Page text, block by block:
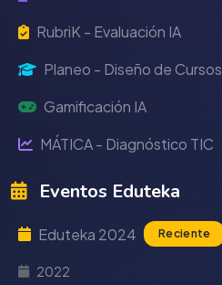
RubriK - Evaluación IA
Planeo - Diseño de Cursos
Gamificación IA
MÁTICA - Diagnóstico TIC
Eventos Eduteka
Eduteka 2024 Reciente
2022